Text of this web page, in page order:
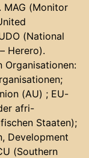
MAG (Monitor
(National
Herero).
Organisationen:
(AU) ; EU-
afri-
Staaten);
Development
(Southern